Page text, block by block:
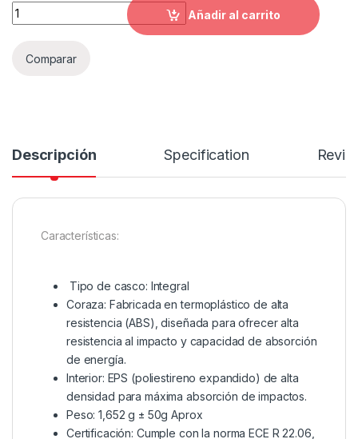
Casco Integral Shaft 598gtr Brillante Negro Camaleón
Añadir al carrito
Comparar
Descripción Specification
Características:
Tipo de casco: Integral
Coraza: Fabricada en termoplástico de alta
resistencia (ABS), diseñada para ofrecer alta
resistencia al impacto y capacidad de absorción
de energía.
Interior: EPS (poliestireno expandido) de alta
densidad para máxima absorción de impactos.
Peso: 1,652 g ± 50g Aprox
Certificación: Cumple con la norma ECE R 22.06,